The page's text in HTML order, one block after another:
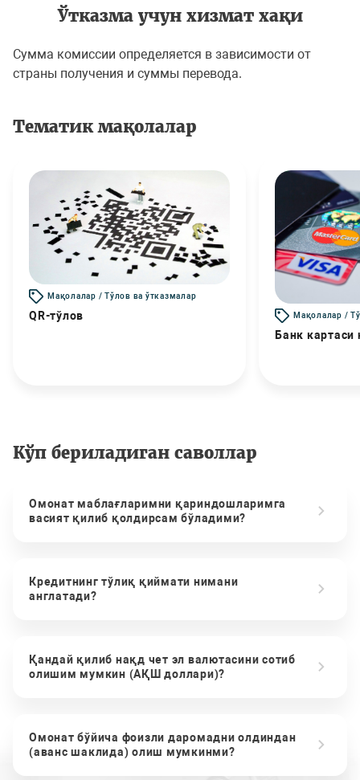
Ўтказма учун хизмат хақи
Сумма комиссии определяется в зависимости от
страны получения и суммы перевода.
Тематик мақолалар
Мақолалар / Тўлов ва ўтказмалар
QR-тўлов Мақолалар /
Банк картаси
Кўп бериладиган саволлар
Омонат маблағларимни қариндошларимга
васият қилиб қолдирсам бўладими?
Кредитнинг тўлиқ қиймати нимани
англатади?
Қандай қилиб нақд чет эл валютасини сотиб
олишим мумкин (АҚШ доллари)?
Омонат бўйича фоизли даромадни олдиндан
(аванс шаклида) олиш мумкинми?